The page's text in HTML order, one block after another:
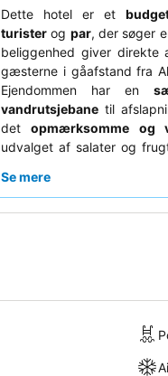
Dette hotel er et
turister og par, der søger
beliggenhed giver direkte
gæsterne i gåafstand fra
Ejendommen har en
vandrutsjebane til
detopmærksomme og
udvalget af salater og
Se mere